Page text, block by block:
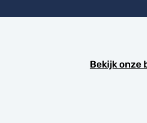
Bekijk onze